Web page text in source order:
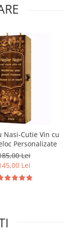
Nasi-Cutie Vin cu
Personalizate
Lei
Lei